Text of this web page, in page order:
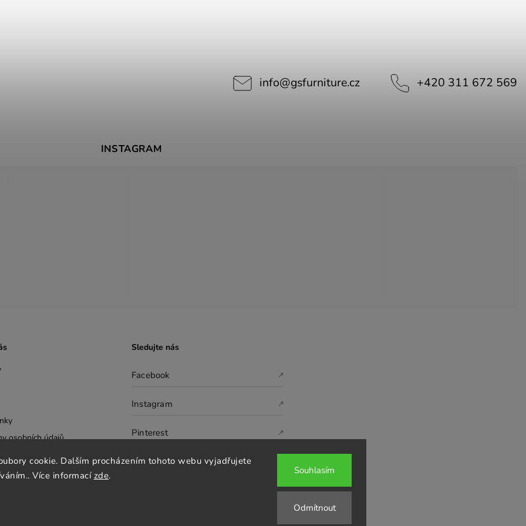
cookie. Dalším procházením tohoto webu vyjadřujete
Více informací zde.
Odmítnout
Souhlasím
info@gsfurniture.cz +420 311 672 569
osobních údajů
INSTAGRAM
Sledujte nás
Facebook ↗
Instagram ↗
Pinterest ↗